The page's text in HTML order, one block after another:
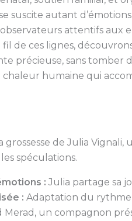
suscite autant
attentifs aux
de ces lignes,
précieuse, sans tomber
chaleur humaine qui
grossesse de Julia
spéculations.
: Julia partage sa
: Adaptation du rythme
Merad, un compagnon